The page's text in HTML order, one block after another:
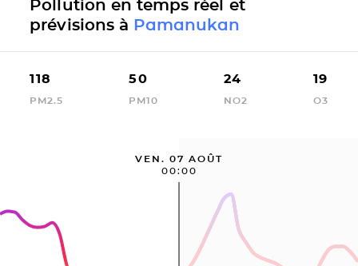
Pollution en temps réel et
prévisions à Pamanukan
118
PM2.5
50
PM10
24
NO2
19
O3
VEN. 07 AOÛT
00:00